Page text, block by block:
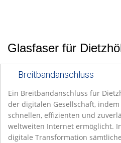
Glasfaser für
Breitbandanschluss
Ein Breitbandanschluss für
der digitalen Gesellschaft,
schnellen, effizienten und
weltweiten Internet ermöglicht.
digitale Transformation